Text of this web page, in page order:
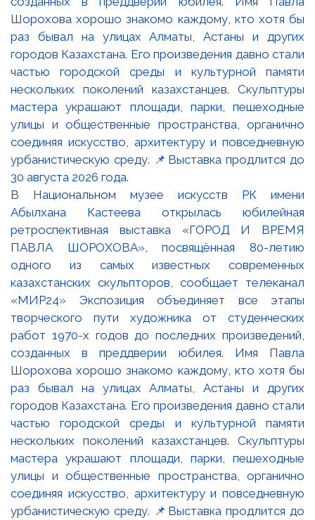
В Национальном музее искусств РК имени
Абылхана Кастеева открылась юбилейная
ретроспективная выставка «ГОРОД И ВРЕМЯ
ПАВЛА ШОРОХОВА», посвящённая 80-летию
одного из самых известных современных
казахстанских скульпторов, сообщает телеканал
«МИР24» Экспозиция объединяет все этапы
творческого пути художника от студенческих
работ 1970-х годов до последних произведений,
созданных в преддверии юбилея. Имя Павла
Шорохова хорошо знакомо каждому, кто хотя бы
раз бывал на улицах Алматы, Астаны и других
городов Казахстана. Его произведения давно стали
частью городской среды и культурной памяти
нескольких поколений казахстанцев. Скульптуры
мастера украшают площади, парки, пешеходные
улицы и общественные пространства, органично
соединяя искусство, архитектуру и повседневную
урбанистическую среду. 📌Выставка продлится до